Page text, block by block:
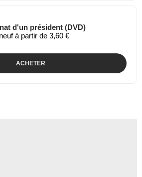
d'un président (DVD)
neuf à partir de 3,60 €
ACHETER